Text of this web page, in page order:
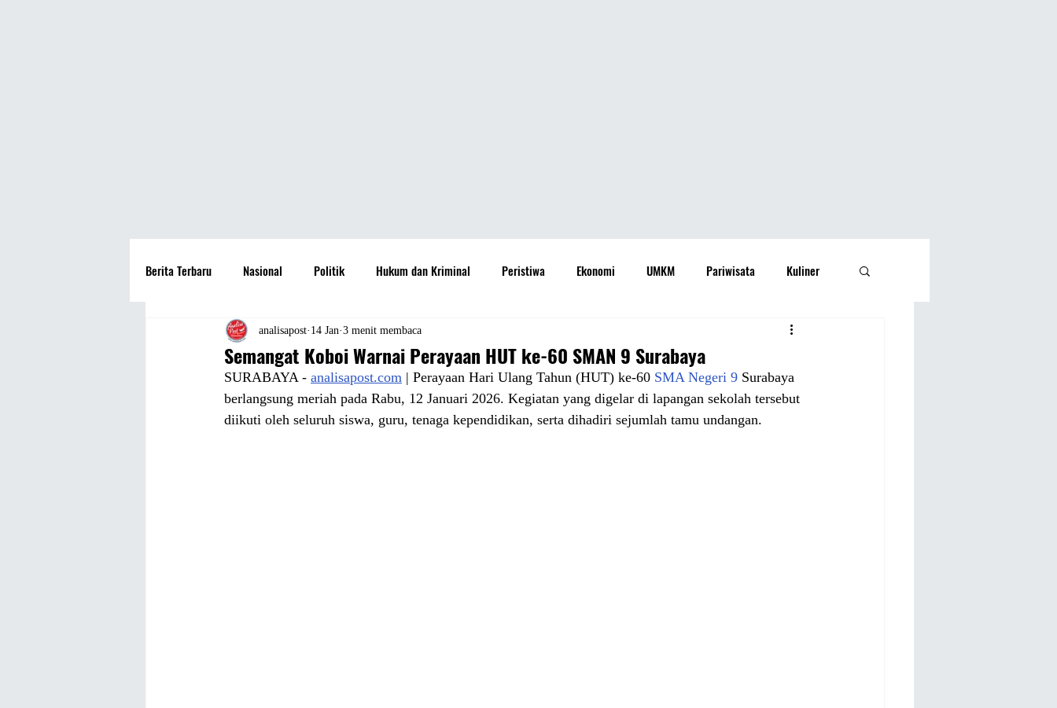
Berita Terbaru Nasional Politik Hukum dan Kriminal Peristiwa Ekonomi UMKM Pariwisata Kuliner
Travel Seni dan Budaya Sastra Lifestyle
Film Hiburan Properti Informasi Ramalan Bintang Opini Aspirasi Rakyat Olahraga
Semangat Koboi Warnai Perayaan HUT ke-60 SMAN 9 Surabaya
analisapost 14 Jan 3 menit membaca
SURABAYA - analisapost.com | Perayaan Hari Ulang Tahun (HUT) ke-60 SMA Negeri 9 Surabaya
berlangsung meriah pada Rabu, 12 Januari 2026. Kegiatan yang digelar di lapangan sekolah tersebut
diikuti oleh seluruh siswa, guru, tenaga kependidikan, serta dihadiri sejumlah tamu undangan.